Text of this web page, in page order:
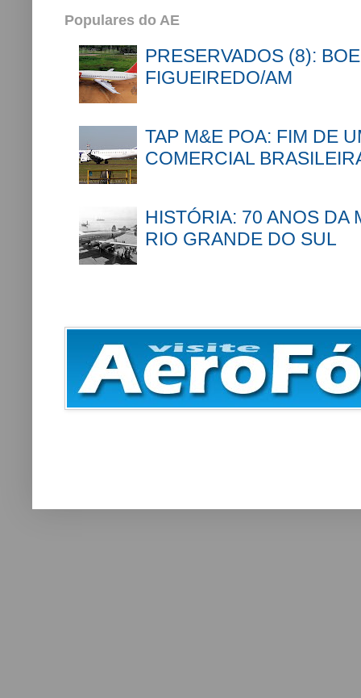
Populares do AE
PRESERVADOS (8):
FIGUEIREDO/AM
TAP M&E POA: FIM DE
COMERCIAL
HISTÓRIA: 70 ANOS DA
RIO GRANDE DO SUL